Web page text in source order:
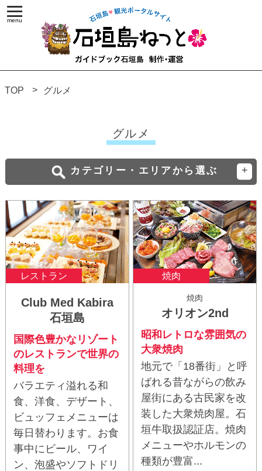
TOP グルメ
グルメ
カテゴリー・エリアから選ぶ
レストラン
Club Med Kabira
石垣島
国際色豊かなリゾート
のレストランで世界の
料理を
バラエティ溢れる和
食、洋食、デザート、
ビュッフェメニューは
毎日替わります。お食
事中にビール、ワイ
ン、泡盛やソフトドリ
焼肉
焼肉
オリオン2nd
昭和レトロな雰囲気の
大衆焼肉
地元で「18番街」と呼
ばれる昔ながらの飲み
屋街にある古民家を改
装した大衆焼肉屋。石
垣牛取扱認証店。焼肉
メニューやホルモンの
種類が豊富...